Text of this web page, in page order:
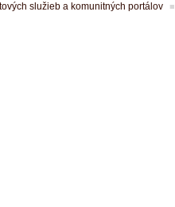
služieb a komunitných portálov